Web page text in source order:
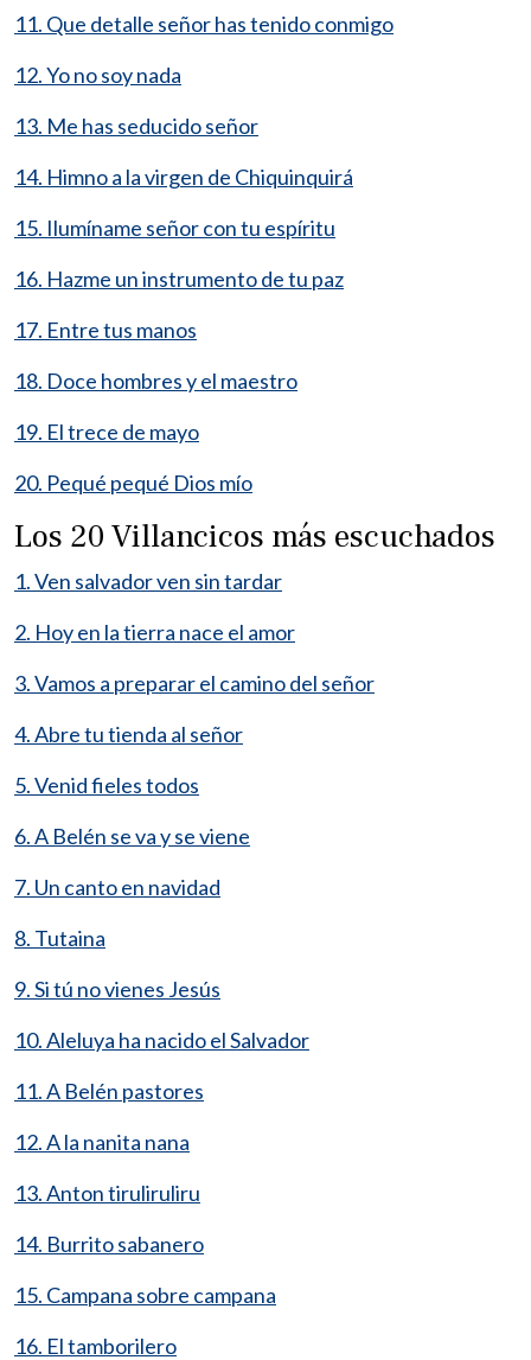
11. Que detalle señor has tenido conmigo
12. Yo no soy nada
13. Me has seducido señor
14. Himno a la virgen de Chiquinquirá
15. Ilumíname señor con tu espíritu
16. Hazme un instrumento de tu paz
17. Entre tus manos
18. Doce hombres y el maestro
19. El trece de mayo
20. Pequé pequé Dios mío
Los 20 Villancicos más escuchados
1. Ven salvador ven sin tardar
2. Hoy en la tierra nace el amor
3. Vamos a preparar el camino del señor
4. Abre tu tienda al señor
5. Venid fieles todos
6. A Belén se va y se viene
7. Un canto en navidad
8. Tutaina
9. Si tú no vienes Jesús
10. Aleluya ha nacido el Salvador
11. A Belén pastores
12. A la nanita nana
13. Anton tiruliruliru
14. Burrito sabanero
15. Campana sobre campana
16. El tamborilero